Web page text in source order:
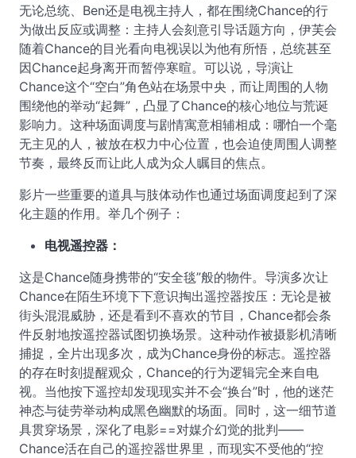
无论总统、Ben还是电视主持人，都在围绕Chance的行
为做出反应或调整：主持人会刻意引导话题方向，伊芙会
随着Chance的目光看向电视误以为他有所悟，总统甚至
因Chance起身离开而暂停寒暄。可以说，导演让
Chance这个“空白”角色站在场景中央，而让周围的人物
围绕他的举动“起舞”，凸显了Chance的核心地位与荒诞
影响力。这种场面调度与剧情寓意相辅相成：哪怕一个毫
无主见的人，被放在权力中心位置，也会迫使周围人调整
节奏，最终反而让此人成为众人瞩目的焦点。
影片一些重要的道具与肢体动作也通过场面调度起到了深
化主题的作用。举几个例子：
电视遥控器：
这是Chance随身携带的“安全毯”般的物件。导演多次让
Chance在陌生环境下下意识掏出遥控器按压：无论是被
街头混混威胁，还是看到不喜欢的节目，Chance都会条
件反射地按遥控器试图切换场景。这种动作被摄影机清晰
捕捉，全片出现多次，成为Chance身份的标志。遥控器
的存在时刻提醒观众，Chance的行为逻辑完全来自电
视。当他按下遥控却发现现实并不会“换台”时，他的迷茫
神态与徒劳举动构成黑色幽默的场面。同时，这一细节道
具贯穿场景，深化了电影==对媒介幻觉的批判——
Chance活在自己的遥控器世界里，而现实不受他的“控